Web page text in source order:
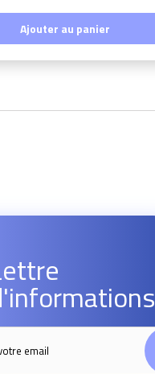
Ajouter au panier